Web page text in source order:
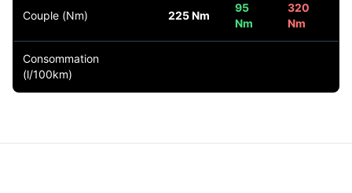
Couple (Nm) 225 Nm
95
Nm
320
Nm
Consommation
(l/100km)